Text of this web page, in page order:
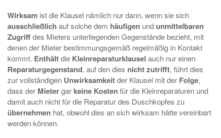
Wirksam ist die Klausel nämlich nur dann, wenn sie sich
ausschließlich auf solche dem häufigen und unmittelbaren
Zugriffdes Mieters unterliegenden Gegenstände bezieht, mit
denen der Mieter bestimmungsgemäß regelmäßig in Kontakt
kommt. Enthältdie Kleinreparaturklausel auch nur einen
Reparaturgegenstand, auf den dies nichtzutrifft, führt dies
zur vollständigen Unwirksamkeitder Klausel mit der Folge,
dass der Mietergar keine Kostenfür die Kleinreparaturen und
damit auch nicht für die Reparatur des Duschkopfes zu
übernehmen hat, obwohl dies an sich wirksam hätte vereinbart
werden können.